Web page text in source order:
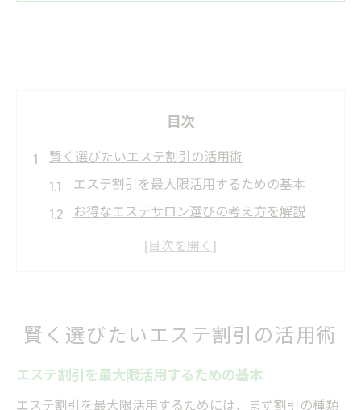
目次
賢く選びたいエステ割引の活用術
エステ割引を最大限活用するための基本
お得なエステサロン選びの考え方を解説
キャンペーンやクーポンサイトの選び方
エステクーポン活用で美肌を目指す方法
美肌ケアとエステ割引の賢い組み合わせ
割引クーポンで効果的なエステ通いを実現
賢く選びたいエステ割引の活用術
エステ割引を最大限活用するための基本
エステ割引を最大限活用するためには、まず割引の種類